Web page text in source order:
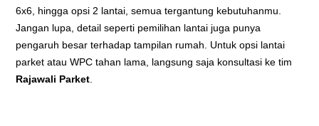
6x6, hingga opsi 2 lantai, semua tergantung kebutuhanmu.
Jangan lupa, detail seperti pemilihan lantai juga punya
pengaruh besar terhadap tampilan rumah. Untuk opsi lantai
parket atau WPC tahan lama, langsung saja konsultasi ke tim
Rajawali Parket